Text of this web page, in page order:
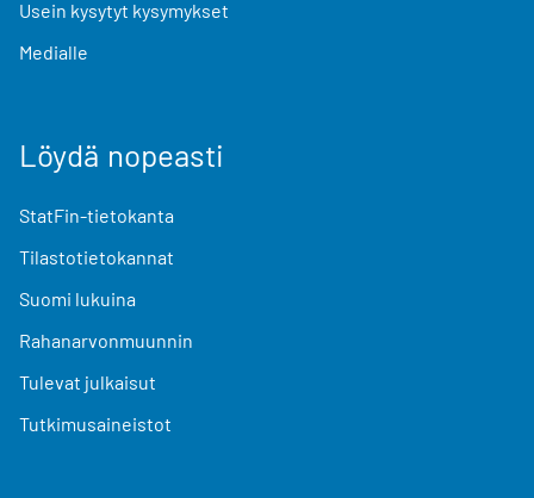
Usein kysytyt kysymykset
Medialle
Löydä nopeasti
StatFin-tietokanta
Tilastotietokannat
Suomi lukuina
Rahanarvonmuunnin
Tulevat julkaisut
Tutkimusaineistot